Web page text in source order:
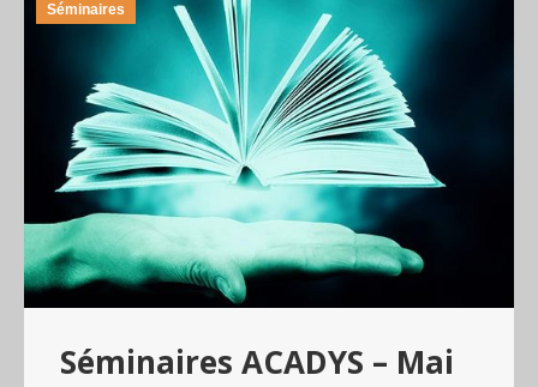
Séminaires
Séminaires ACADYS – Mai